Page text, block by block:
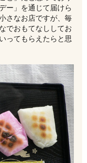
ー」を通じて届けら
さなお店ですが、毎
でおもてなししてお
ってもらえたらと思